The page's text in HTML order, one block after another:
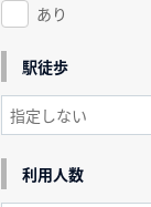
あり
駅徒歩
利用人数